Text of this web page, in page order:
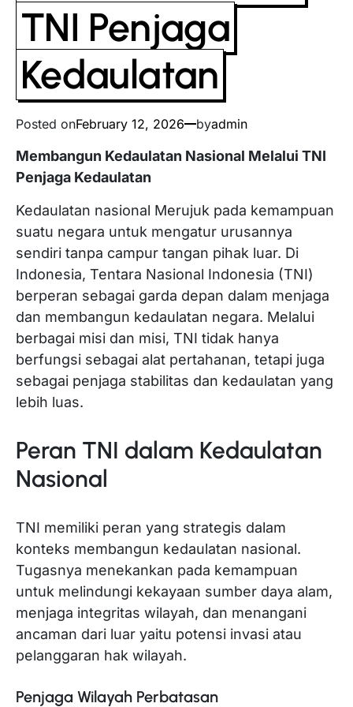
TNI Penjaga
Kedaulatan
Posted onFebruary 12, 2026 byadmin
Membangun Kedaulatan Nasional Melalui TNI
Penjaga Kedaulatan
Kedaulatan nasional Merujuk pada kemampuan
suatu negara untuk mengatur urusannya
sendiri tanpa campur tangan pihak luar. Di
Indonesia, Tentara Nasional Indonesia (TNI)
berperan sebagai garda depan dalam menjaga
dan membangun kedaulatan negara. Melalui
berbagai misi dan misi, TNI tidak hanya
berfungsi sebagai alat pertahanan, tetapi juga
sebagai penjaga stabilitas dan kedaulatan yang
lebih luas.
Peran TNI dalam Kedaulatan
Nasional
TNI memiliki peran yang strategis dalam
konteks membangun kedaulatan nasional.
Tugasnya menekankan pada kemampuan
untuk melindungi kekayaan sumber daya alam,
menjaga integritas wilayah, dan menangani
ancaman dari luar yaitu potensi invasi atau
pelanggaran hak wilayah.
Penjaga Wilayah Perbatasan